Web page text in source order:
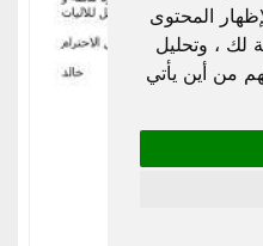
المحتوى
لك ، وتحليل
من أين يأتي